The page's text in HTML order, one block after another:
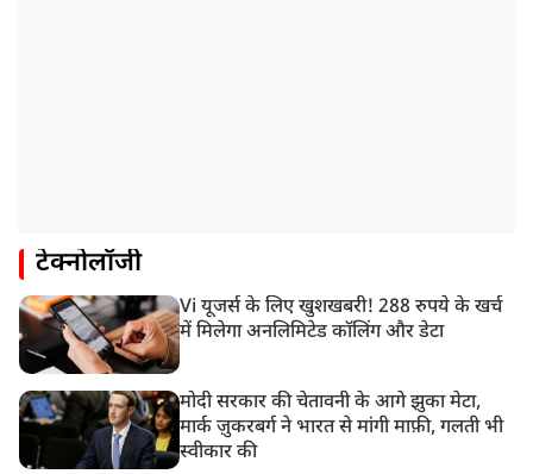
टेक्नोलॉजी
Vi यूजर्स के लिए खुशखबरी! 288 रुपये के खर्च
में मिलेगा अनलिमिटेड कॉलिंग और डेटा
मोदी सरकार की चेतावनी के आगे झुका मेटा,
मार्क ज़ुकरबर्ग ने भारत से मांगी माफ़ी, गलती भी
स्वीकार की